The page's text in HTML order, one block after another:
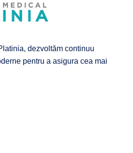
dezvoltăm continuu
pentru a asigura cea mai